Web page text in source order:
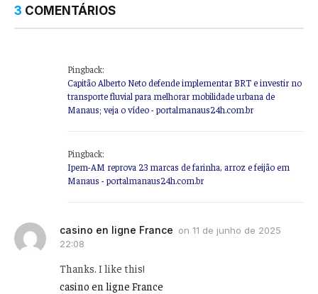
3 COMENTÁRIOS
Pingback:
Capitão Alberto Neto defende implementar BRT e investir no
transporte fluvial para melhorar mobilidade urbana de
Manaus; veja o vídeo - portalmanaus24h.com.br
Pingback:
Ipem-AM reprova 23 marcas de farinha, arroz e feijão em
Manaus - portalmanaus24h.com.br
casino en ligne France on 11 de junho de 2025
22:08
Thanks. I like this!
casino en ligne France